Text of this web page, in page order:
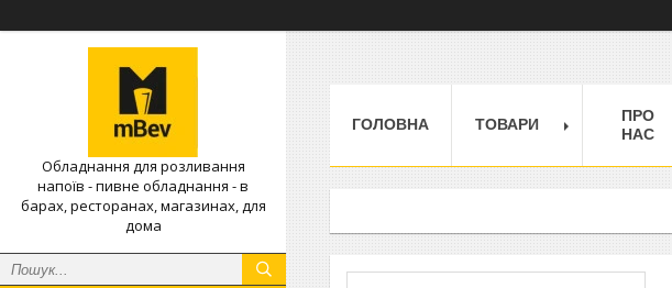
Обладнання для розливання
напоїв - пивне обладнання - в
барах, ресторанах, магазинах, для
дома
ГОЛОВНА ТОВАРИ
ПРО
НАС